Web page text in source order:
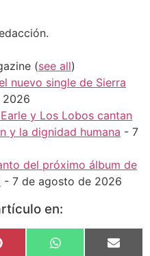
(see all)
nuevo single de Sierra
2026
Earle y Los Lobos cantan
y la dignidad humana - 7
del próximo álbum de
- 7 de agosto de 2026
en:
Pinterest WhatsApp Email